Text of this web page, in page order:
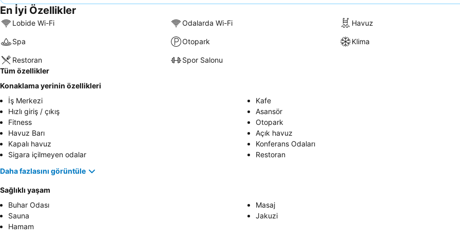
En İyi Özellikler
Lobide Wi-Fi Odalarda Wi-Fi Havuz
Spa Otopark Klima
Restoran
Spor Salonu
Tüm özellikler
Konaklama yerinin özellikleri
İş Merkezi
Kafe
Hızlı giriş / çıkış
Asansör
Fitness
Otopark
Havuz Barı
Açık havuz
Kapalı havuz
Konferans Odaları
Sigara içilmeyen odalar
Restoran
Daha fazlasını görüntüle
Sağlıklı yaşam
Buhar Odası
Masaj
Sauna
Jakuzi
Hamam